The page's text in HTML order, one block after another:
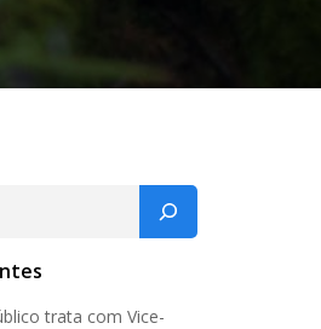
trata com Vice-